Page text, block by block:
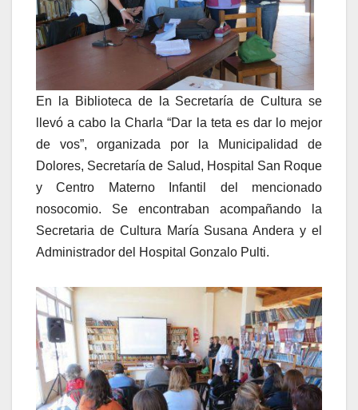
En la Biblioteca de la Secretaría de Cultura se
llevó a cabo la Charla “Dar la teta es dar lo mejor
de vos”, organizada por la Municipalidad de
Dolores, Secretaría de Salud, Hospital San Roque
y Centro Materno Infantil del mencionado
nosocomio. Se encontraban acompañando la
Secretaria de Cultura María Susana Andera y el
Administrador del Hospital Gonzalo Pulti.